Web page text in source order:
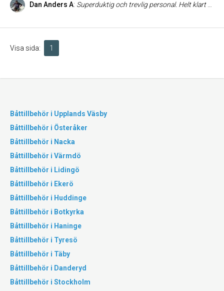
Dan Anders A: Superduktig och trevlig personal. Helt klart bästa båttillbehörsaffären i Göteborg
Visa sida: 1
Båttillbehör i Upplands Väsby
Båttillbehör i Österåker
Båttillbehör i Nacka
Båttillbehör i Värmdö
Båttillbehör i Lidingö
Båttillbehör i Ekerö
Båttillbehör i Huddinge
Båttillbehör i Botkyrka
Båttillbehör i Haninge
Båttillbehör i Tyresö
Båttillbehör i Täby
Båttillbehör i Danderyd
Båttillbehör i Stockholm